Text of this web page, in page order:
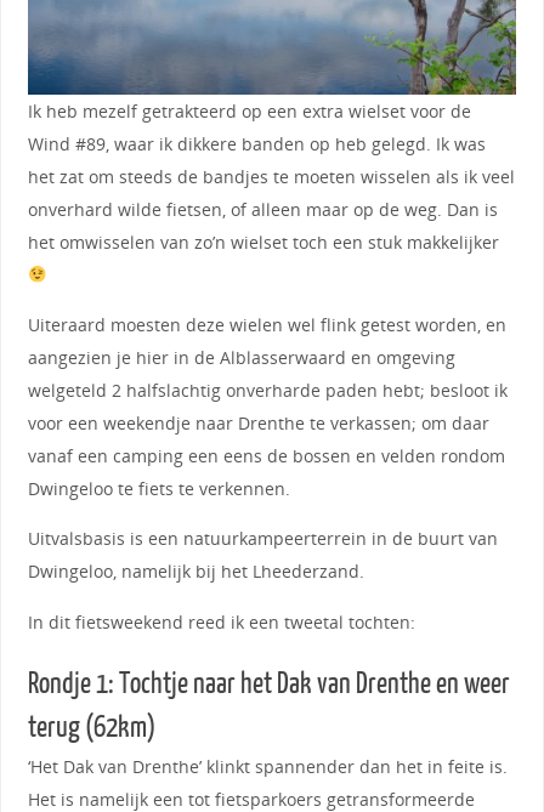
Ik heb mezelf getrakteerd op een extra wielset voor de
Wind #89, waar ik dikkere banden op heb gelegd. Ik was
het zat om steeds de bandjes te moeten wisselen als ik veel
onverhard wilde fietsen, of alleen maar op de weg. Dan is
het omwisselen van zo’n wielset toch een stuk makkelijker
Uiteraard moesten deze wielen wel flink getest worden, en
aangezien je hier in de Alblasserwaard en omgeving
welgeteld 2 halfslachtig onverharde paden hebt; besloot ik
voor een weekendje naar Drenthe te verkassen; om daar
vanaf een camping een eens de bossen en velden rondom
Dwingeloo te fiets te verkennen.
Uitvalsbasis is een natuurkampeerterrein in de buurt van
Dwingeloo, namelijk bij het Lheederzand.
In dit fietsweekend reed ik een tweetal tochten:
Rondje 1: Tochtje naar het Dak van Drenthe en weer
terug (62km)
‘Het Dak van Drenthe’ klinkt spannender dan het in feite is.
Het is namelijk een tot fietsparkoers getransformeerde